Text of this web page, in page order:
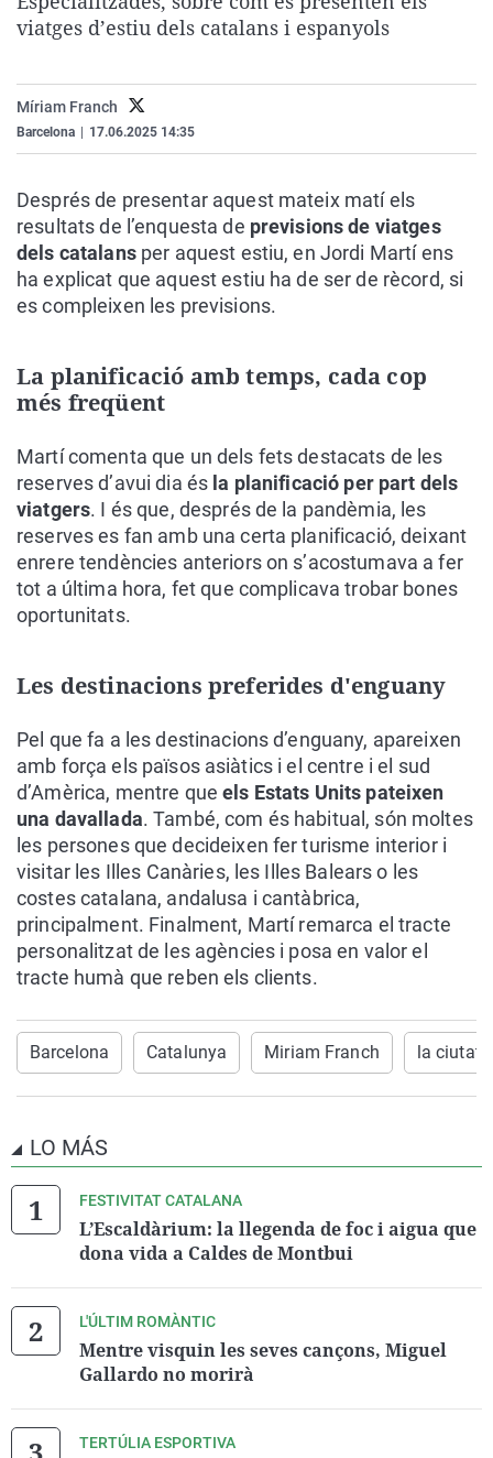
La rosa de los vientos
Extremadura
viatges d’estiu dels catalans i espanyols
Míriam Franch
Barcelona 17.06.2025 14:35
Després de presentar aquest mateix matí els
resultats de l’enquesta de previsions de viatges
dels catalansper aquest estiu, en Jordi Martí ens
ha explicat que aquest estiu ha de ser de rècord, si
es compleixen les previsions.
La planificació amb temps, cada cop
més freqüent
Martí comenta que un dels fets destacats de les
reserves d’avui dia és la planificació per part dels
viatgers. I és que, després de la pandèmia, les
reserves es fan amb una certa planificació, deixant
enrere tendències anteriors on s’acostumava a fer
tot a última hora, fet que complicava trobar bones
oportunitats.
Les destinacions preferides d'enguany
Pel que fa a les destinacions d’enguany, apareixen
amb força els països asiàtics i el centre i el sud
d’Amèrica, mentre queels Estats Units pateixen
una davallada. També, com és habitual, són moltes
les persones que decideixen fer turisme interior i
visitar les Illes Canàries, les Illes Balears o les
costes catalana, andalusa i cantàbrica,
principalment. Finalment, Martí remarca el tracte
personalitzat de les agències i posa en valor el
tracte humà que reben els clients.
Barcelona Catalunya Miriam Franch la ciutat
LO MÁS
FESTIVITAT CATALANA
L’Escaldàrium: la llegenda de foc i aigua que
dona vida a Caldes de Montbui
L'ÚLTIM ROMÀNTIC
Mentre visquin les seves cançons, Miguel
Gallardo no morirà
TERTÚLIA ESPORTIVA